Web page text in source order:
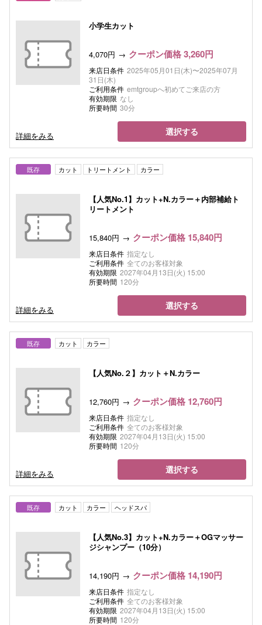
小学生カット
4,070円 クーポン価格 3,260円
来店日条件 2025年05月01日(木)〜2025年07月
31日(木)
ご利用条件 emtgroupへ初めてご来店の方
有効期限 なし
所要時間 30分
詳細をみる 選択する
既存 カット トリートメント カラー
【人気No.1】カット+N.カラー＋内部補給ト
リートメント
15,840円 クーポン価格 15,840円
来店日条件 指定なし
ご利用条件 全てのお客様対象
有効期限 2027年04月13日(火) 15:00
所要時間 120分
詳細をみる 選択する
既存 カット カラー
【人気No.２】カット＋N.カラー
12,760円 クーポン価格 12,760円
来店日条件 指定なし
ご利用条件 全てのお客様対象
有効期限 2027年04月13日(火) 15:00
所要時間 120分
詳細をみる 選択する
既存 カット カラー ヘッドスパ
【人気No.3】カット+N.カラー＋OGマッサー
ジシャンプー（10分）
14,190円 クーポン価格 14,190円
来店日条件 指定なし
ご利用条件 全てのお客様対象
有効期限 2027年04月13日(火) 15:00
所要時間 120分